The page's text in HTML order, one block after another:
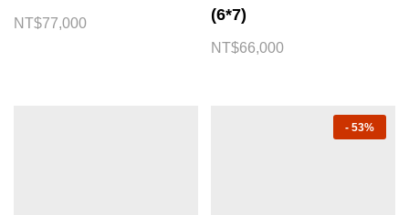
NT$77,000
(6*7)
NT$66,000
- 53%